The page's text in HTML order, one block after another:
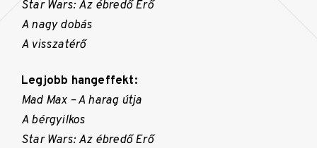
Star Wars: Az ébredő Erő
A nagy dobás
A visszatérő
Legjobb hangeffekt:
Mad Max – A harag útja
A bérgyilkos
Star Wars: Az ébredő Erő